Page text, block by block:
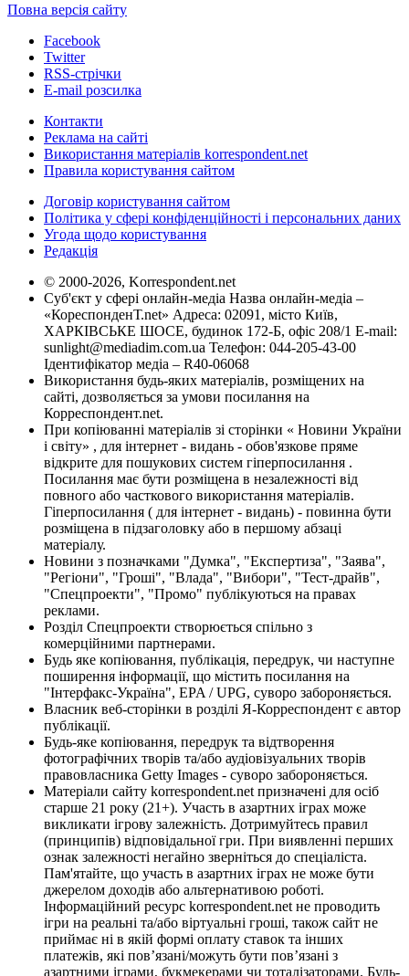
Повна версія сайту
Facebook
Twitter
RSS-стрічки
E-mail розсилка
Контакти
Реклама на сайті
Використання матеріалів korrespondent.net
Правила користування сайтом
Договір користування сайтом
Політика у сфері конфіденційності і персональних даних
Угода щодо користування
Редакція
© 2000-2026, Korrespondent.net
Суб'єкт у сфері онлайн-медіа Назва онлайн-медіа –
«КореспонденТ.net» Адреса: 02091, місто Київ,
ХАРКІВСЬКЕ ШОСЕ, будинок 172-Б, офіс 208/1 E-mail:
sunlight@mediadim.com.ua Телефон: 044-205-43-00
Ідентифікатор медіа – R40-06068
Використання будь-яких матеріалів, розміщених на
сайті, дозволяється за умови посилання на
Корреспондент.net.
При копіюванні матеріалів зі сторінки « Новини України
і світу» , для інтернет - видань - обов'язкове пряме
відкрите для пошукових систем гіперпосилання .
Посилання має бути розміщена в незалежності від
повного або часткового використання матеріалів.
Гіперпосилання ( для інтернет - видань) - повинна бути
розміщена в підзаголовку або в першому абзаці
матеріалу.
Новини з позначками "Думка", "Експертиза", "Заява",
"Регіони", "Гроші", "Влада", "Вибори", "Тест-драйв",
"Спецпроекти", "Промо" публікуються на правах
реклами.
Розділ Спецпроекти створюється спільно з
комерційними партнерами.
Будь яке копіювання, публікація, передрук, чи наступне
поширення інформації, що містить посилання на
"Інтерфакс-Україна", EPA / UPG, суворо забороняється.
Власник веб-сторінки в розділі Я-Корреспондент є автор
публікації.
Будь-яке копіювання, передрук та відтворення
фотографічних творів та/або аудіовізуальних творів
правовласника Getty Images - суворо забороняється.
Матеріали сайту korrespondent.net призначені для осіб
старше 21 року (21+). Участь в азартних іграх може
викликати ігрову залежність. Дотримуйтесь правил
(принципів) відповідальної гри. При виявленні перших
ознак залежності негайно зверніться до спеціаліста.
Пам'ятайте, що участь в азартних іграх не може бути
джерелом доходів або альтернативою роботі.
Інформаційний ресурс korrespondent.net не проводить
ігри на реальні та/або віртуальні гроші, також сайт не
приймає ні в якій формі оплату ставок та інших
платежів, які пов’язані/можуть бути пов’язані з
азартними іграми, букмекерами чи тоталізаторами. Будь-